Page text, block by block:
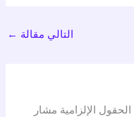
التالي مقالة ←
الحقول الإلزامية مشار